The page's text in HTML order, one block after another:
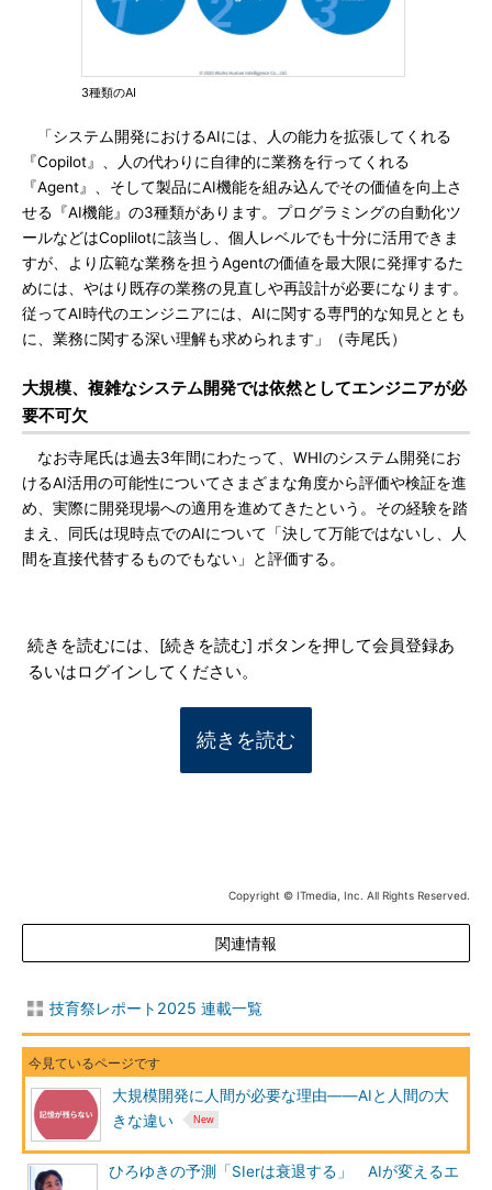
3種類のAI
「システム開発におけるAIには、人の能力を拡張してくれる
『Copilot』、人の代わりに自律的に業務を行ってくれる
『Agent』、そして製品にAI機能を組み込んでその価値を向上さ
せる『AI機能』の3種類があります。プログラミングの自動化ツ
ールなどはCoplilotに該当し、個人レベルでも十分に活用できま
すが、より広範な業務を担うAgentの価値を最大限に発揮するた
めには、やはり既存の業務の見直しや再設計が必要になります。
従ってAI時代のエンジニアには、AIに関する専門的な知見ととも
に、業務に関する深い理解も求められます」（寺尾氏）
大規模、複雑なシステム開発では依然としてエンジニアが必
要不可欠
なお寺尾氏は過去3年間にわたって、WHIのシステム開発にお
けるAI活用の可能性についてさまざまな角度から評価や検証を進
め、実際に開発現場への適用を進めてきたという。その経験を踏
まえ、同氏は現時点でのAIについて「決して万能ではないし、人
間を直接代替するものでもない」と評価する。
続きを読むには、[続きを読む] ボタンを押して会員登録あ
るいはログインしてください。
続きを読む
Copyright © ITmedia, Inc. All Rights Reserved.
関連情報
技育祭レポート2025 連載一覧
大規模開発に人間が必要な理由――AIと人間の大
きな違い
ひろゆきの予測「SIerは衰退する」 AIが変えるエ